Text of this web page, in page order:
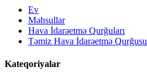
Ev
Məhsullar
Hava İdarəetmə Qurğuları
Təmiz Hava İdarəetmə Qurğusu
Kateqoriyalar